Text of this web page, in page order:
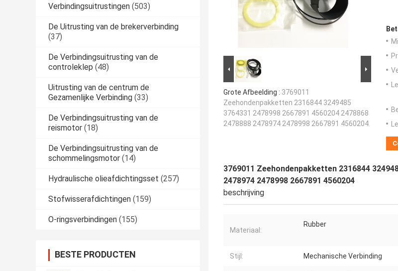
Verbindingsuitrustingen (503)
De Uitrusting van de brekerverbinding
(37)
De Verbindingsuitrusting van de
controleklep (48)
Uitrusting van de centrum de
Gezamenlijke Verbinding (33)
De Verbindingsuitrusting van de
reismotor (18)
De Verbindingsuitrusting van de
schommelingsmotor (14)
Hydraulische olieafdichtingsset (257)
Stofwisserafdichtingen (159)
O-ringsverbindingen (155)
BESTE PRODUCTEN
Grote Afbeelding : 3769011
Zeehondenpakketten 2316844 3249485
3764331 2478998 2667891 4560204 2478868
2478888 2478974 2478998 2667891 4560204
3769011 Zeehondenpakketten 2316844
2478974 2478998 2667891 4560204
beschrijving
Materiaal:
Rubber
Stijl: Mechanische Verbinding